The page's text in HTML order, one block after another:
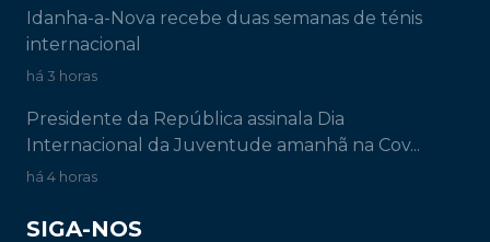
Idanha-a-Nova recebe duas semanas de ténis
internacional
há 3 horas
Presidente da República assinala Dia
Internacional da Juventude amanhã na Cov...
há 4 horas
SIGA-NOS